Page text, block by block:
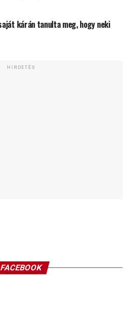
kárán tanulta meg, hogy neki
HIRDETÉS
FACEBOOK